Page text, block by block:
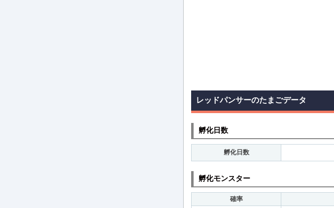
レッドパンサーのたまごデータ
孵化日数
孵化日数
孵化モンスター
確率